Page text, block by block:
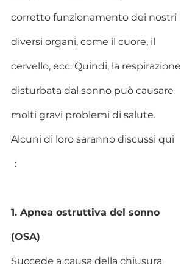
corretto funzionamento dei nostri
diversi organi, come il cuore, il
cervello, ecc. Quindi, la respirazione
disturbata dal sonno può causare
molti gravi problemi di salute.
Alcuni di loro saranno discussi qui
：
1. Apnea ostruttiva del sonno
(OSA)
Succede a causa della chiusura